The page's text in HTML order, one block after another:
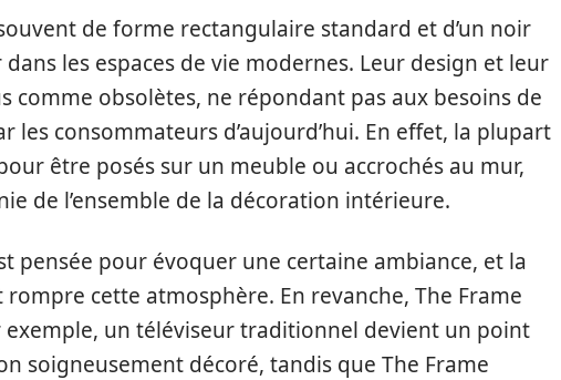
de forme rectangulaire standard et d’un noir
les espaces de vie modernes. Leur design et leur
comme obsolètes, ne répondant pas aux besoins de
les consommateurs d’aujourd’hui. En effet, la plupart
être posés sur un meuble ou accrochés au mur,
de l’ensemble de la décoration intérieure.
pensée pour évoquer une certaine ambiance, et la
rompre cette atmosphère. En revanche, The Frame
exemple, un téléviseur traditionnel devient un point
soigneusement décoré, tandis que The Frame